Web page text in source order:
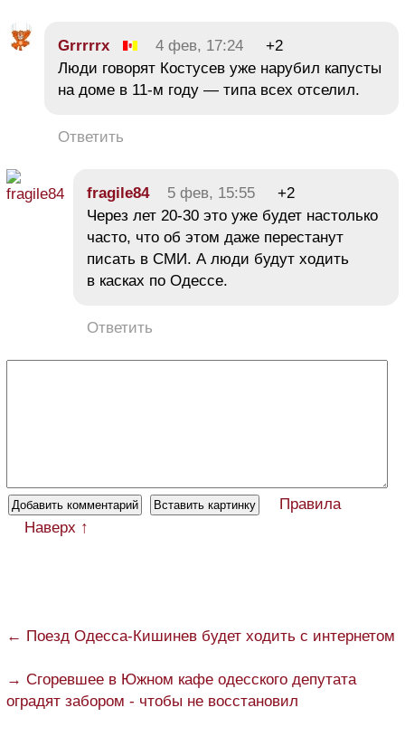
Grrrrrx 4 фев, 17:24
+2
Люди говорят Костусев уже нарубил капусты
на доме в 11-м году — типа всех отселил.
Ответить
fragile84 5 фев, 15:55
+2
Через лет 20-30 это уже будет настолько
часто, что об этом даже перестанут
писать в СМИ. А люди будут ходить
в касках по Одессе.
Ответить
Правила
Наверх ↑
← Поезд Одесса-Кишинев будет ходить с интернетом
→ Сгоревшее в Южном кафе одесского депутата
оградят забором - чтобы не восстановил